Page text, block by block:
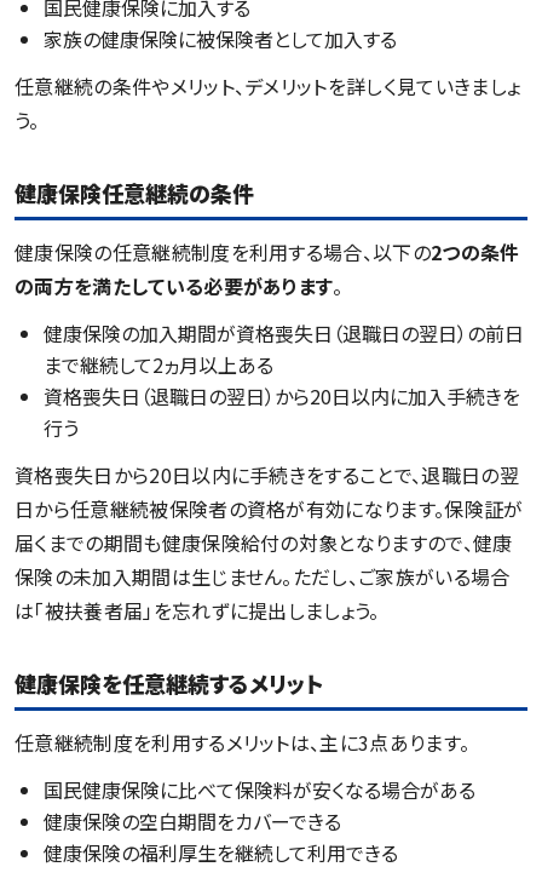
国民健康保険に加入する
家族の健康保険に被保険者として加入する
任意継続の条件やメリット、デメリットを詳しく見ていきましょ
う。
健康保険任意継続の条件
健康保険の任意継続制度を利用する場合、以下の2つの条件
の両方を満たしている必要があります。
健康保険の加入期間が資格喪失日（退職日の翌日）の前日
まで継続して2ヵ月以上ある
資格喪失日（退職日の翌日）から20日以内に加入手続きを
行う
資格喪失日から20日以内に手続きをすることで、退職日の翌
日から任意継続被保険者の資格が有効になります。保険証が
届くまでの期間も健康保険給付の対象となりますので、健康
保険の未加入期間は生じません。ただし、ご家族がいる場合
は「被扶養者届」を忘れずに提出しましょう。
健康保険を任意継続するメリット
任意継続制度を利用するメリットは、主に3点あります。
国民健康保険に比べて保険料が安くなる場合がある
健康保険の空白期間をカバーできる
健康保険の福利厚生を継続して利用できる